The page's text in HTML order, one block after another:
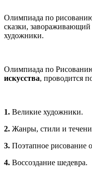
Олимпиада по
сказки,
художники.
Олимпиада по
искусства, проводится
1. Великие художники.
2. Жанры, стили и
3. Поэтапное рисование
4. Воссоздание шедевра.